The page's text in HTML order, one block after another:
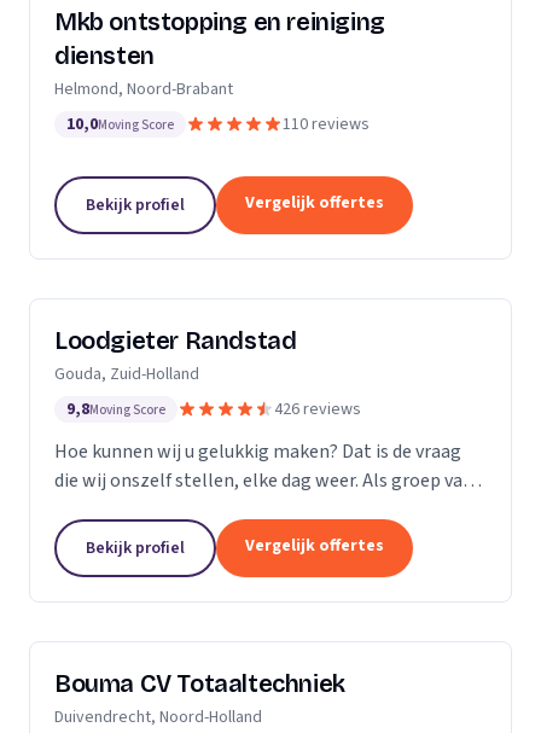
Mkb ontstopping en reiniging
diensten
Helmond, Noord-Brabant
10,0Moving Score 110 reviews
Bekijk profiel Vergelijk offertes
Loodgieter Randstad
Gouda, Zuid-Holland
9,8Moving Score 426 reviews
Hoe kunnen wij u gelukkig maken? Dat is de vraag
die wij onszelf stellen, elke dag weer. Als groep van
maatwerk bij calamiteiten en in de woningbouw.
Bekijk profiel Vergelijk offertes
Bouma CV Totaaltechniek
Duivendrecht, Noord-Holland